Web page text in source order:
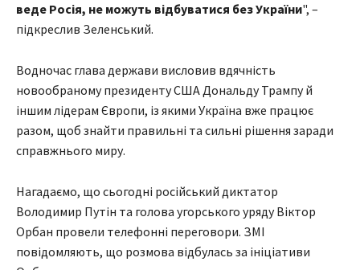
веде Росія, не можуть відбуватися без України", –
підкреслив Зеленський.
Водночас глава держави висловив вдячність
новообраному президенту США Дональду Трампу й
іншим лідерам Європи, із якими Україна вже працює
разом, щоб знайти правильні та сильні рішення заради
справжнього миру.
Нагадаємо, що сьогодні російський диктатор
Володимир Путін та голова угорського уряду Віктор
Орбан провели телефонні переговори. ЗМІ
повідомляють, що розмова відбулась за ініціативи